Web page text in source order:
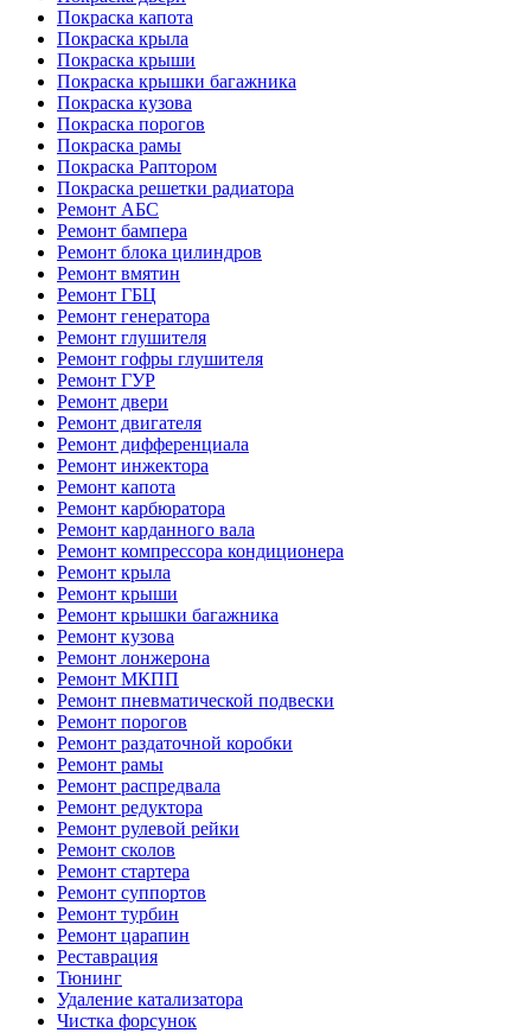
Покраска капота
Покраска крыла
Покраска крыши
Покраска крышки багажника
Покраска кузова
Покраска порогов
Покраска рамы
Покраска Раптором
Покраска решетки радиатора
Ремонт АБС
Ремонт бампера
Ремонт блока цилиндров
Ремонт вмятин
Ремонт ГБЦ
Ремонт генератора
Ремонт глушителя
Ремонт гофры глушителя
Ремонт ГУР
Ремонт двери
Ремонт двигателя
Ремонт дифференциала
Ремонт инжектора
Ремонт капота
Ремонт карбюратора
Ремонт карданного вала
Ремонт компрессора кондиционера
Ремонт крыла
Ремонт крыши
Ремонт крышки багажника
Ремонт кузова
Ремонт лонжерона
Ремонт МКПП
Ремонт пневматической подвески
Ремонт порогов
Ремонт раздаточной коробки
Ремонт рамы
Ремонт распредвала
Ремонт редуктора
Ремонт рулевой рейки
Ремонт сколов
Ремонт стартера
Ремонт суппортов
Ремонт турбин
Ремонт царапин
Реставрация
Тюнинг
Удаление катализатора
Чистка форсунок